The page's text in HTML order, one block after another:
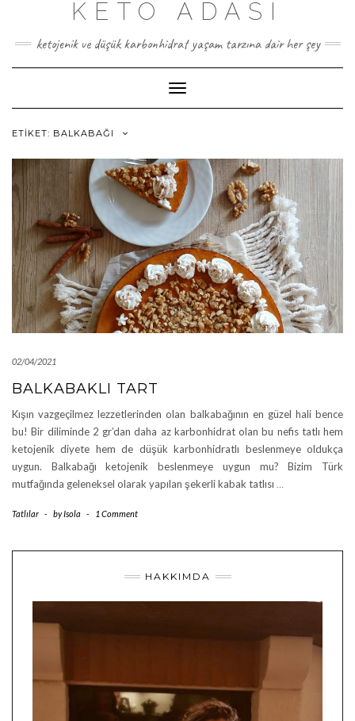
KETO ADASI
ketojenik ve düşük karbonhidrat yaşam tarzına dair her şey
Toggle
Navigation
ETIKET: BALKABAĞI
02/04/2021
BALKABAKLI TART
Kışın vazgeçilmez lezzetlerinden olan balkabağının en güzel hali bence
bu! Bir diliminde 2 gr’dan daha az karbonhidrat olan bu nefis tatlı hem
ketojenik diyete hem de düşük karbonhidratlı beslenmeye oldukça
uygun. Balkabağı ketojenik beslenmeye uygun mu? Bizim Türk
mutfağında geleneksel olarak yapılan şekerli kabak tatlısı …
Tatlılar - byIsola - 1 Comment
HAKKIMDA